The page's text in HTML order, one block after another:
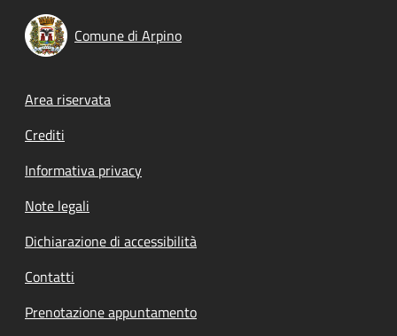
Comune di Arpino
Footer menu
Area riservata
Crediti
Informativa privacy
Note legali
Dichiarazione di accessibilità
Contatti
Prenotazione appuntamento